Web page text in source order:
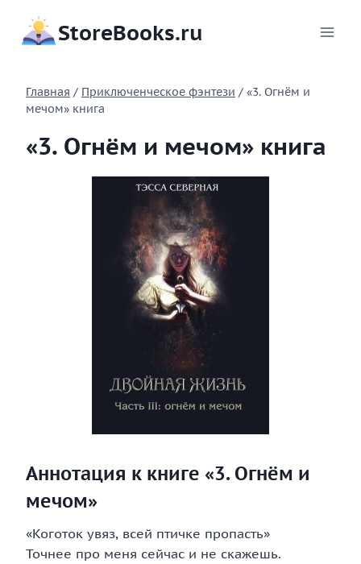
содержимому
StoreBooks.ru
Главная / Приключенческое фэнтези / «3. Огнём и
мечом» книга
«3. Огнём и мечом» книга
Аннотация к книге «3. Огнём и
мечом»
«Коготок увяз, всей птичке пропасть»
Точнее про меня сейчас и не скажешь.